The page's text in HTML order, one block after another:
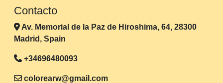
Contacto
Av. Memorial de la Paz de Hiroshima, 64, 28300
Madrid, Spain
+34696480093
colorearw@gmail.com